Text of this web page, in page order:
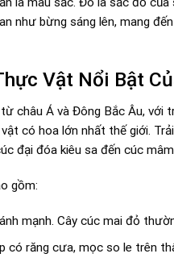
như bừng sáng lên, mang
Vật Nổi Bật
châu Á và Đông Bắc Âu, với
có hoa lớn nhất thế giới.
đại đóa kiêu sa đến cúc
gồm:
mạnh. Cây cúc mai đỏ
có răng cưa, mọc so le trên